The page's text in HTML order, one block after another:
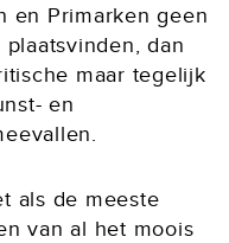
en Primarken geen
dan
maar tegelijk
en
als de meeste
van al het moois